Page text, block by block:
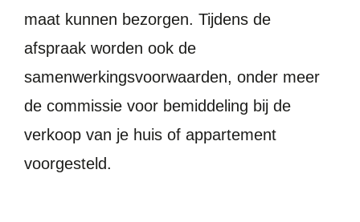
maat kunnen bezorgen. Tijdens de
afspraak worden ook de
samenwerkingsvoorwaarden, onder meer
de commissie voor bemiddeling bij de
verkoop van je huis of appartement
voorgesteld.